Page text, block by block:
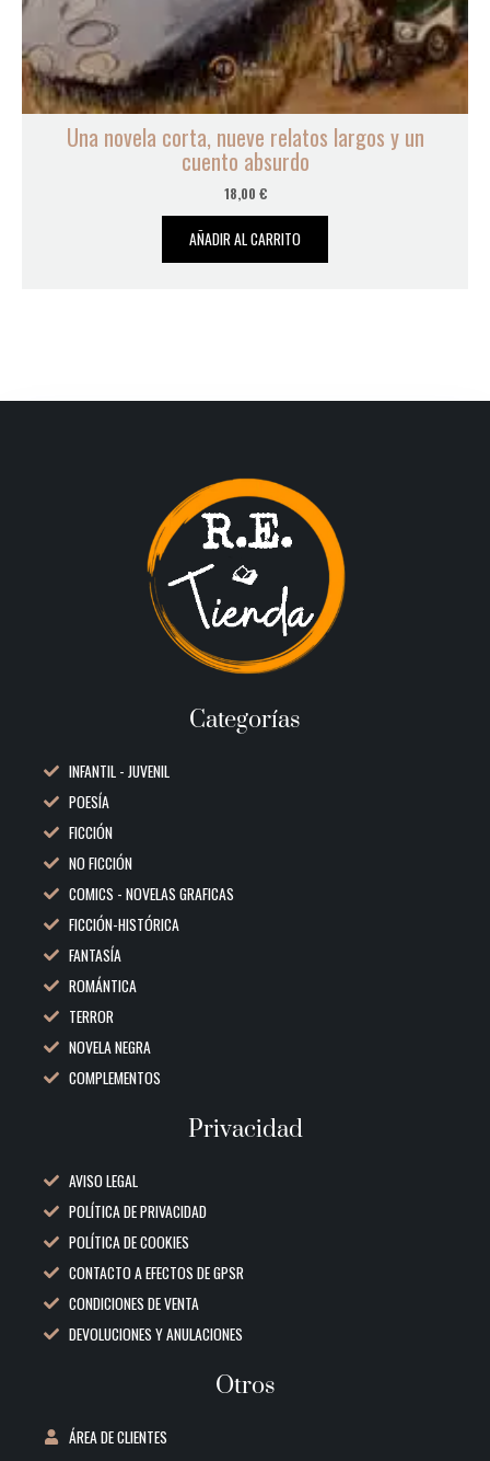
Una novela corta, nueve relatos largos y un
cuento absurdo
18,00 €
AÑADIR AL CARRITO
Categorías
INFANTIL - JUVENIL
POESÍA
FICCIÓN
NO FICCIÓN
COMICS - NOVELAS GRAFICAS
FICCIÓN-HISTÓRICA
FANTASÍA
ROMÁNTICA
TERROR
NOVELA NEGRA
COMPLEMENTOS
Privacidad
AVISO LEGAL
POLÍTICA DE PRIVACIDAD
POLÍTICA DE COOKIES
CONTACTO A EFECTOS DE GPSR
CONDICIONES DE VENTA
DEVOLUCIONES Y ANULACIONES
Otros
ÁREA DE CLIENTES